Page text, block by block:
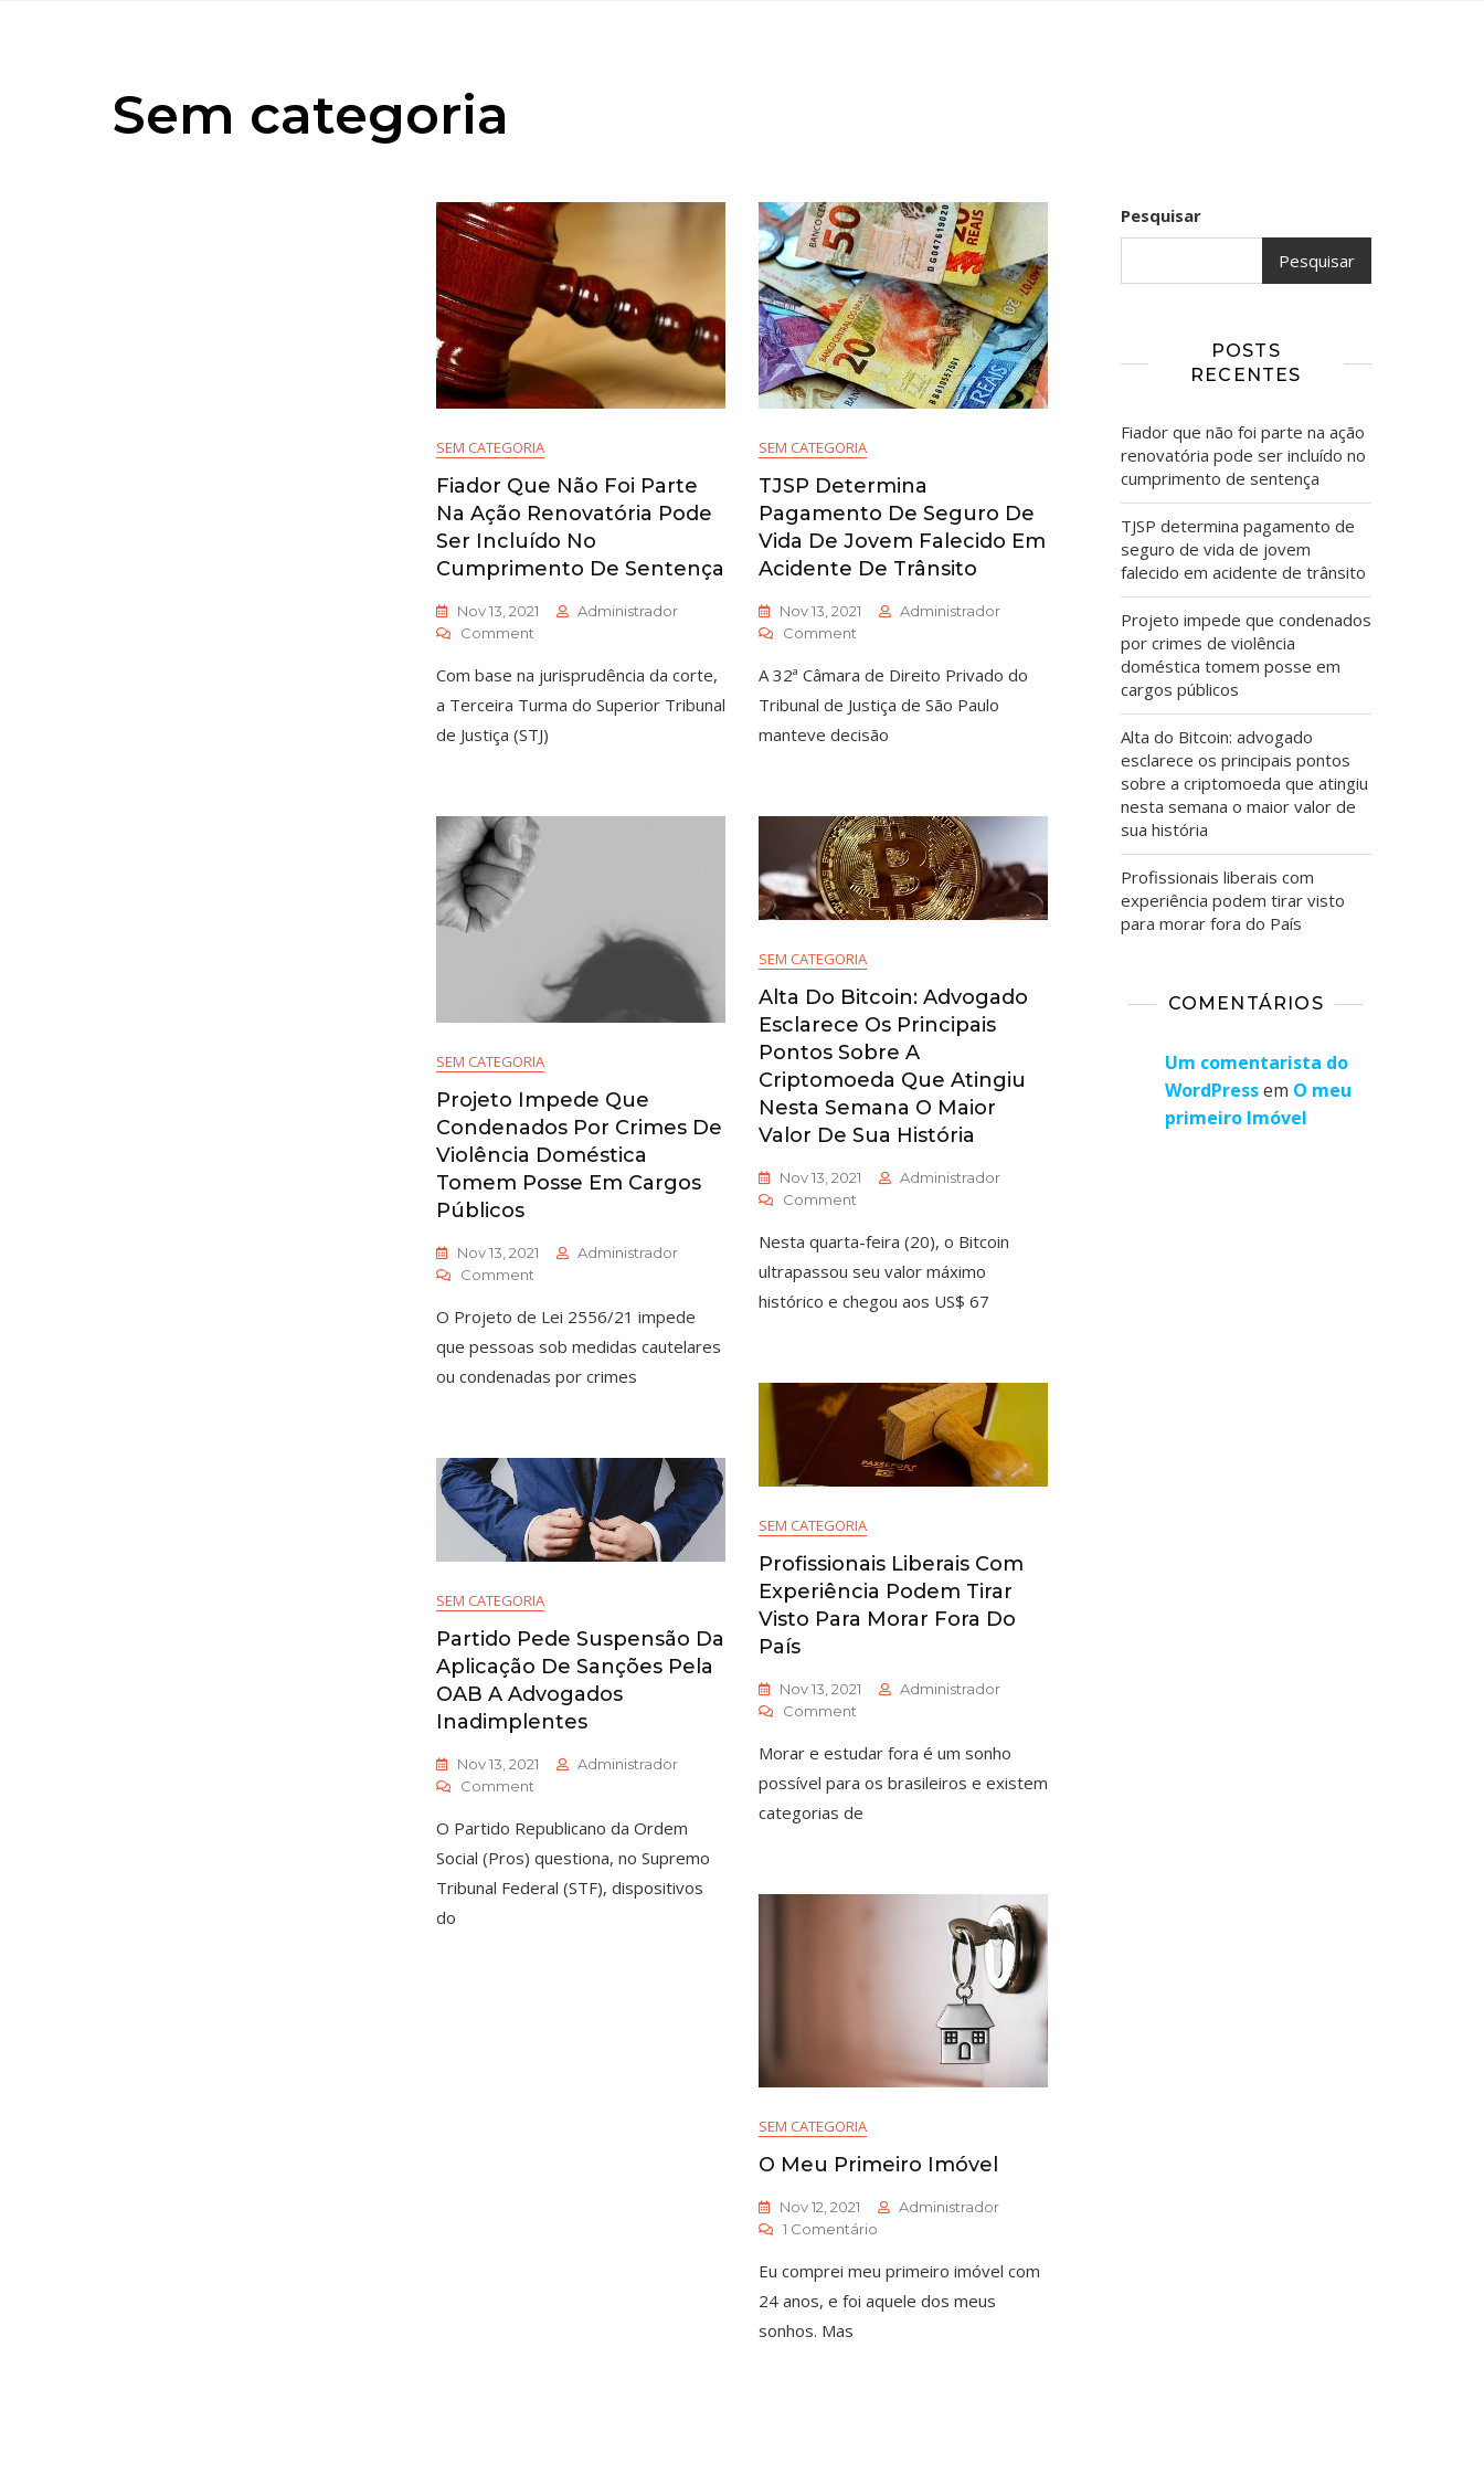
Sem categoria
SEM CATEGORIA
Fiador Que Não Foi Parte
Na Ação Renovatória Pode
Ser Incluído No
Cumprimento De Sentença
Nov 13, 2021
Administrador
Comment
Com base na jurisprudência da corte,
a Terceira Turma do Superior Tribunal
de Justiça (STJ)
SEM CATEGORIA
TJSP Determina
Pagamento De Seguro De
Vida De Jovem Falecido Em
Acidente De Trânsito
Nov 13, 2021
Administrador
Comment
A 32ª Câmara de Direito Privado do
Tribunal de Justiça de São Paulo
manteve decisão
SEM CATEGORIA
Projeto Impede Que
Condenados Por Crimes De
Violência Doméstica
Tomem Posse Em Cargos
Públicos
Nov 13, 2021
Administrador
Comment
O Projeto de Lei 2556/21 impede
que pessoas sob medidas cautelares
ou condenadas por crimes
SEM CATEGORIA
Alta Do Bitcoin: Advogado
Esclarece Os Principais
Pontos Sobre A
Criptomoeda Que Atingiu
Nesta Semana O Maior
Valor De Sua História
Nov 13, 2021
Administrador
Comment
Nesta quarta-feira (20), o Bitcoin
ultrapassou seu valor máximo
histórico e chegou aos US$ 67
SEM CATEGORIA
Profissionais Liberais Com
Experiência Podem Tirar
Visto Para Morar Fora Do
País
Nov 13, 2021
Administrador
Comment
Morar e estudar fora é um sonho
possível para os brasileiros e existem
categorias de
SEM CATEGORIA
Partido Pede Suspensão Da
Aplicação De Sanções Pela
OAB A Advogados
Inadimplentes
Nov 13, 2021
Administrador
Comment
O Partido Republicano da Ordem
Social (Pros) questiona, no Supremo
Tribunal Federal (STF), dispositivos
do
SEM CATEGORIA
O Meu Primeiro Imóvel
Nov 12, 2021
Administrador
1 Comentário
Eu comprei meu primeiro imóvel com
24 anos, e foi aquele dos meus
sonhos. Mas
Pesquisar
Pesquisar
POSTS
RECENTES
Fiador que não foi parte na ação
renovatória pode ser incluído no
cumprimento de sentença
TJSP determina pagamento de
seguro de vida de jovem
falecido em acidente de trânsito
Projeto impede que condenados
por crimes de violência
doméstica tomem posse em
cargos públicos
Alta do Bitcoin: advogado
esclarece os principais pontos
sobre a criptomoeda que atingiu
nesta semana o maior valor de
sua história
Profissionais liberais com
experiência podem tirar visto
para morar fora do País
COMENTÁRIOS
Um comentarista do
WordPressem O meu
primeiro Imóvel